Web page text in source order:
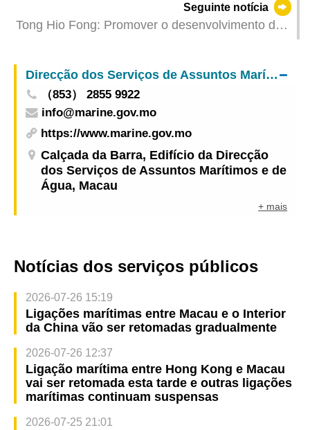
desenvolvimento e da segurançaSeguinte notícia
Tong Hio Fong: Promover o desenvolvimento de
Direcção dos Serviços de Assuntos Marítimos e de Água
（853） 2855 9922
info@marine.gov.mo
https://www.marine.gov.mo
Calçada da Barra, Edifício da Direcção
dos Serviços de Assuntos Marítimos e de
Água, Macau
+ mais
Notícias dos serviços públicos
2026-07-26 15:19
Ligações marítimas entre Macau e o Interior
da China vão ser retomadas gradualmente
2026-07-26 12:37
Ligação marítima entre Hong Kong e Macau
vai ser retomada esta tarde e outras ligações
marítimas continuam suspensas
2026-07-25 21:01